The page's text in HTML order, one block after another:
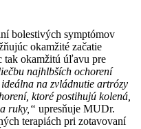
bolestivých symptómov
okamžité začatie
tak okamžitú úľavu pre
najhlbších ochorení
na zvládnutie artrózy
ktoré postihujú kolená,
ruky,“ upresňuje MUDr.
terapiách pri zotavovaní